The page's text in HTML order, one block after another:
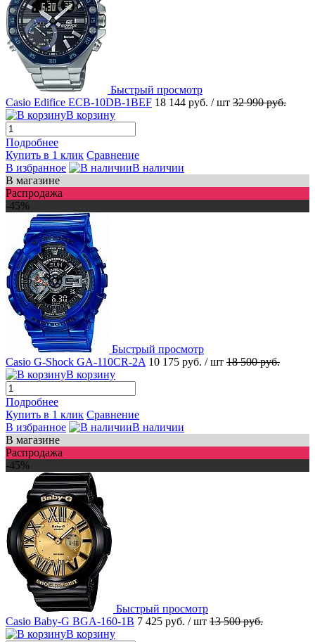
Быстрый просмотр
Casio Edifice ECB-10DB-1BEF 18 144 руб. / шт 32 990 руб.
В корзину
Подробнее
Купить в 1 клик Сравнение
В избранное
В наличии
В магазине
Распродажа
-45%
Быстрый просмотр
Casio G-Shock GA-110CR-2A 10 175 руб. / шт 18 500 руб.
В корзину
Подробнее
Купить в 1 клик Сравнение
В избранное
В наличии
В магазине
Распродажа
-45%
Быстрый просмотр
Casio Baby-G BGA-160-1B 7 425 руб. / шт 13 500 руб.
В корзину